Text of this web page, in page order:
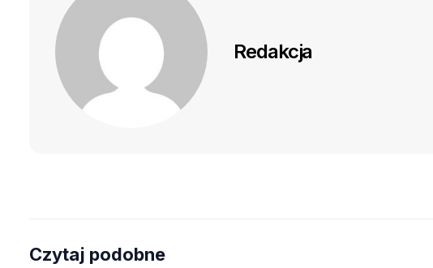
Redakcja
Czytaj podobne